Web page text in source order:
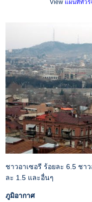
View แผนที่ทัวร์
ชาวอาเซอรี ร้อยละ 6.5 ชา
ละ 1.5 และอื่นๆ
ภูมิอากาศ